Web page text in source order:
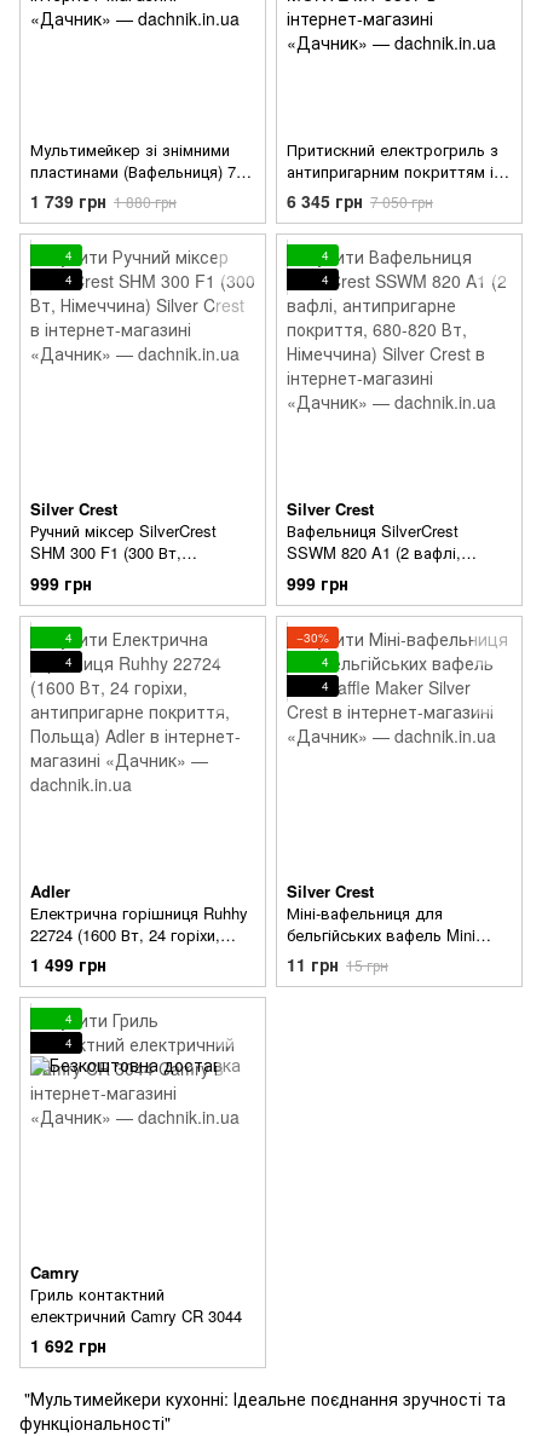
Мультимейкер зі знімними
пластинами (Вафельниця) 7в1
Zepline ZP-811 (2200 Вт.)
1 739 грн 1 880 грн
Притискний електрогриль з
антипригарним покриттям і 4
рівня прожарювання MONTE
MT-3307
6 345 грн 7 050 грн
4
4
Silver Crest
Ручний міксер SilverCrest
SHM 300 F1 (300 Вт,
Німеччина)
999 грн
4
4
Silver Crest
Вафельниця SilverCrest
SSWM 820 A1 (2 вафлі,
антипригарне покриття, 680-
820 Вт, Німеччина)
999 грн
4
4
Adler
Електрична горішниця Ruhhy
22724 (1600 Вт, 24 горіхи,
антипригарне покриття,
Польща)
1 499 грн
−30%
4
4
Silver Crest
Міні-вафельниця для
бельгійських вафель Mini
Waffle Maker
11 грн 15 грн
4
4
Camry
Гриль контактний
електричний Camry CR 3044
1 692 грн
"Мультимейкери кухонні: Ідеальне поєднання зручності та
функціональності"